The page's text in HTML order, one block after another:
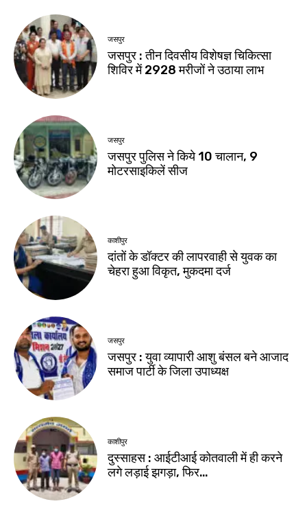
जसपुर
जसपुर : तीन दिवसीय विशेषज्ञ चिकित्सा
शिविर में 2928 मरीजों ने उठाया लाभ
जसपुर
जसपुर पुलिस ने किये 10 चालान, 9
मोटरसाइकिलें सीज
काशीपुर
दांतों के डॉक्टर की लापरवाही से युवक का
चेहरा हुआ विकृत, मुकदमा दर्ज
जसपुर
जसपुर : युवा व्यापारी आशु बंसल बने आजाद
समाज पार्टी के जिला उपाध्यक्ष
काशीपुर
दुस्साहस : आईटीआई कोतवाली में ही करने
लगे लड़ाई झगड़ा, फिर…